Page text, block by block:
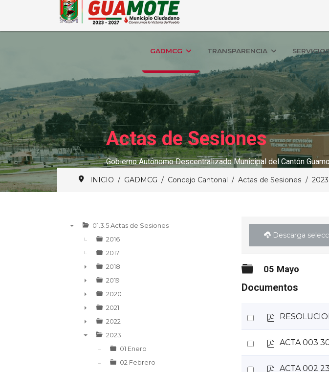
GADMCG TRANSPARENCIA
Actas de Sesiones
Gobierno Autónomo Descentralizado Municipal del Cantón
INICIO GADMCG Concejo Cantonal Actas de Sesiones 2023
01.3.5 Actas de Sesiones
2016
2017
►
2018
►
2019
►
2020
►
2021
►
2022
2023
01 Enero
02 Febrero
Descarga
Carpeta
05 Mayo
Documentos
Select
an
item
p
Select
an
item
p
ACTA 003
Select
p
ACTA 002